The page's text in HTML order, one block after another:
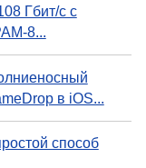
Гбит/с с
8...
в iOS...
способ